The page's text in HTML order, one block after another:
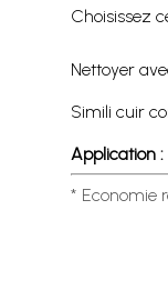
Choisissez
Nettoyer
Simili cuir
Application :
* Economie